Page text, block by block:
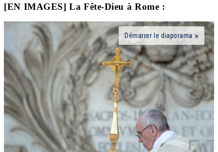
[EN IMAGES] La Fête-Dieu à Rome :
Démarrer le diaporama